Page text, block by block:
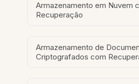
Armazenamento em Nuvem
Recuperação
Armazenamento de
Criptografados com